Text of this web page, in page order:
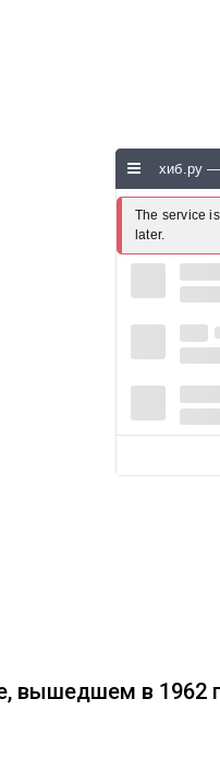
вышедшем в 1962
хиб.ру
The service
later.